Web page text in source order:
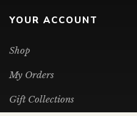
YOUR ACCOUNT
Shop
My Orders
Gift Collections